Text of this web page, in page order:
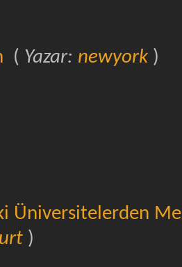
( Yazar: newyork)
Üniversitelerden
)